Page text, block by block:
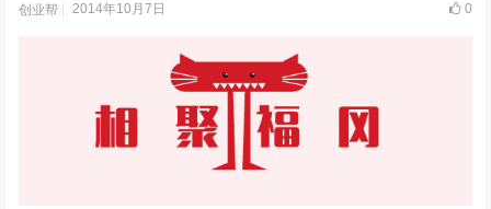
创业帮 2014年10月7日 0